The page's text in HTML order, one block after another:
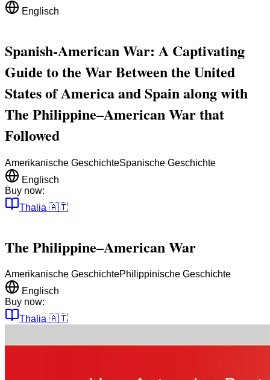
Englisch
Spanish-American War: A Captivating
Guide to the War Between the United
States of America and Spain along with
The Philippine–American War that
Followed
Amerikanische GeschichteSpanische Geschichte
Englisch
Buy now:
Thalia 🇦🇹
The Philippine–American War
Amerikanische GeschichtePhilippinische Geschichte
Englisch
Buy now:
Thalia 🇦🇹